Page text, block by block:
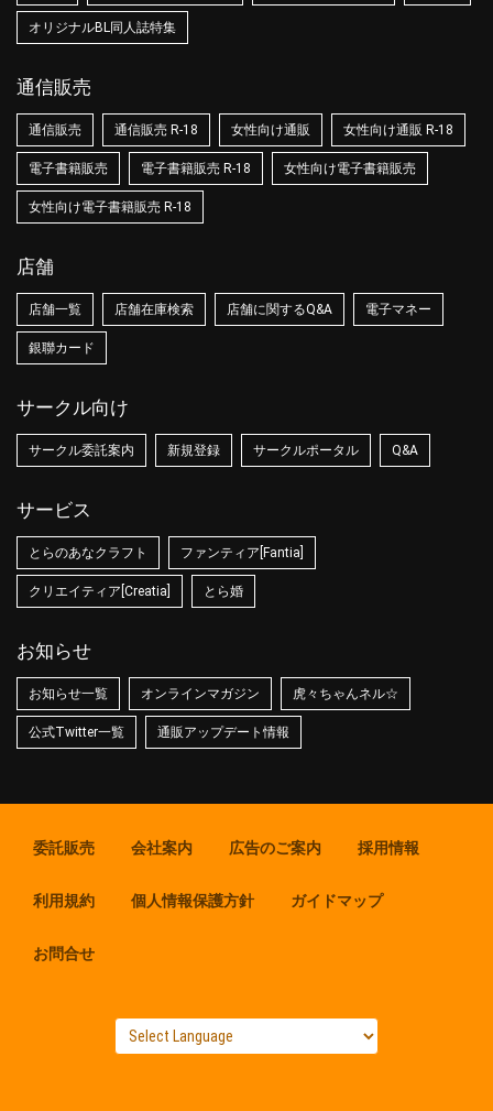
オリジナルBL同人誌特集
通信販売
通信販売 通信販売 R-18 女性向け通販 女性向け通販 R-18
電子書籍販売 電子書籍販売 R-18 女性向け電子書籍販売
女性向け電子書籍販売 R-18
店舗
店舗一覧 店舗在庫検索 店舗に関するQ&A 電子マネー
銀聯カード
サークル向け
サークル委託案内 新規登録 サークルポータル Q&A
サービス
とらのあなクラフト ファンティア[Fantia]
クリエイティア[Creatia] とら婚
お知らせ
お知らせ一覧 オンラインマガジン 虎々ちゃんネル☆
公式Twitter一覧 通販アップデート情報
委託販売 会社案内 広告のご案内 採用情報
利用規約 個人情報保護方針 ガイドマップ
お問合せ